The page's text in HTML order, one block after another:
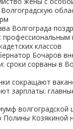
Волгограда
профессиональным
классов
Бочаров
сроки сорваны в
сокращают
зарплаты:
волгоградской
Полины Козякиной